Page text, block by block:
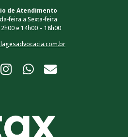
de Atendimento
feira a Sexta-feira
e 14h00 – 18h00